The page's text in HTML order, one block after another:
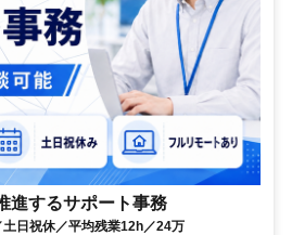
進するサポート事務
日祝休／平均残業12h／24万